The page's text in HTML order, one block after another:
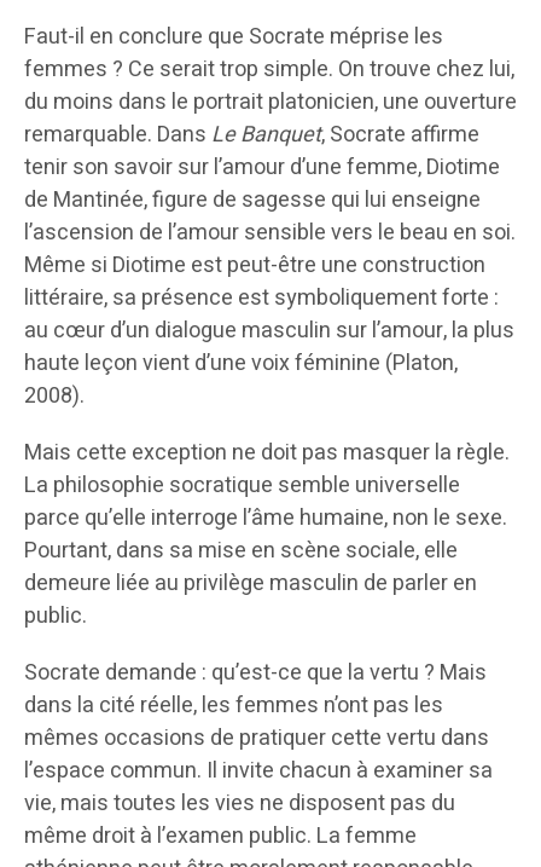
Faut-il en conclure que Socrate méprise les
femmes ? Ce serait trop simple. On trouve chez lui,
du moins dans le portrait platonicien, une ouverture
remarquable. Dans Le Banquet, Socrate affirme
tenir son savoir sur l’amour d’une femme, Diotime
de Mantinée, figure de sagesse qui lui enseigne
l’ascension de l’amour sensible vers le beau en soi.
Même si Diotime est peut-être une construction
littéraire, sa présence est symboliquement forte :
au cœur d’un dialogue masculin sur l’amour, la plus
haute leçon vient d’une voix féminine (Platon,
2008).
Mais cette exception ne doit pas masquer la règle.
La philosophie socratique semble universelle
parce qu’elle interroge l’âme humaine, non le sexe.
Pourtant, dans sa mise en scène sociale, elle
demeure liée au privilège masculin de parler en
public.
Socrate demande : qu’est-ce que la vertu ? Mais
dans la cité réelle, les femmes n’ont pas les
mêmes occasions de pratiquer cette vertu dans
l’espace commun. Il invite chacun à examiner sa
vie, mais toutes les vies ne disposent pas du
même droit à l’examen public. La femme